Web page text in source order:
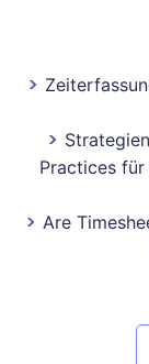
Practices
Are